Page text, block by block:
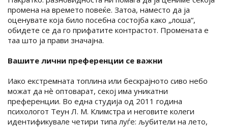
промена на времето повеќе. Затоа, наместо да ја
оценувате која било посебна состојба како „лоша“,
обидете се да го прифатите контрастот. Промената е
таа што ја прави значајна.
Вашите лични преференции се важни
Иако екстремната топлина или бескрајното сиво небо
можат да нè оптоварат, секој има уникатни
преференции. Во една студија од 2011 година
психологот Теун Л. М. Климстра и неговите колеги
идентификувале четири типа луѓе: љубители на лето,